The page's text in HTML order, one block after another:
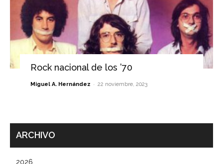
Rock nacional de los ’70
Miguel A. Hernández - 22 noviembre, 2023
ARCHIVO
2026